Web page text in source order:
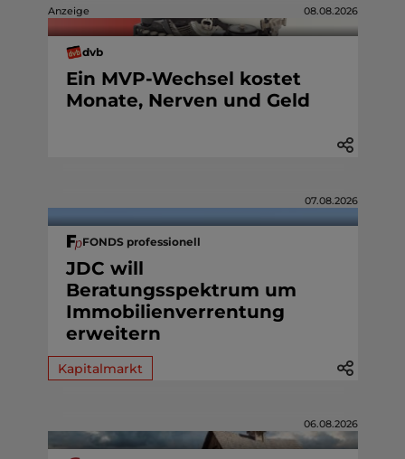
Anzeige 08.08.2026
dvb
Ein MVP-Wechsel kostet
Monate, Nerven und Geld
07.08.2026
FONDS professionell
JDC will
Beratungsspektrum um
Immobilienverrentung
erweitern
Kapitalmarkt
06.08.2026